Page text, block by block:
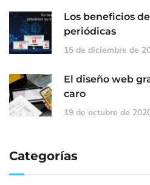
Los beneficios
periódicas
15 de diciembre de
El diseño web
caro
19 de octubre de
Categorías